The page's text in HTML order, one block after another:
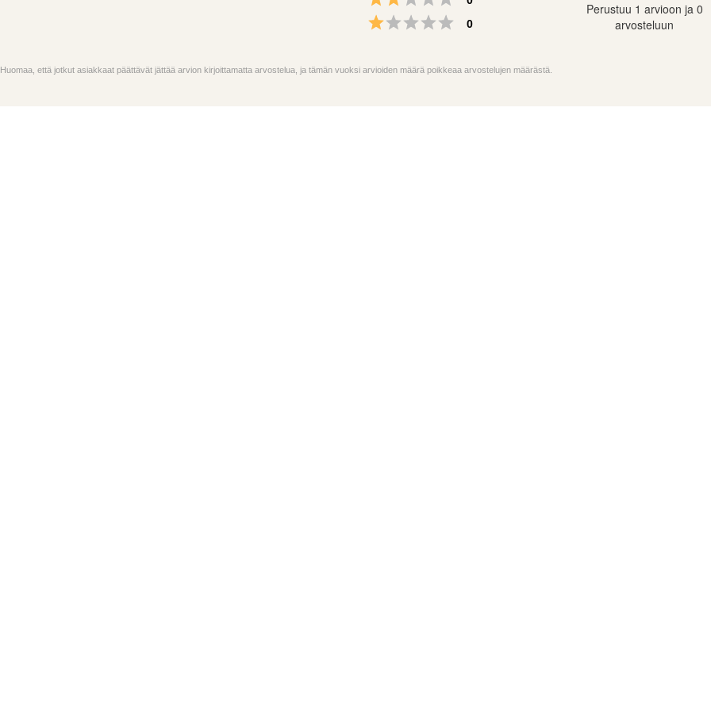
Arvio 1 5:sta tähdestä
0
Perustuu 1 arvioon ja 0
arvosteluun
Huomaa, että jotkut asiakkaat päättävät jättää arvion kirjoittamatta arvostelua, ja tämän vuoksi arvioiden määrä poikkeaa arvostelujen määrästä.